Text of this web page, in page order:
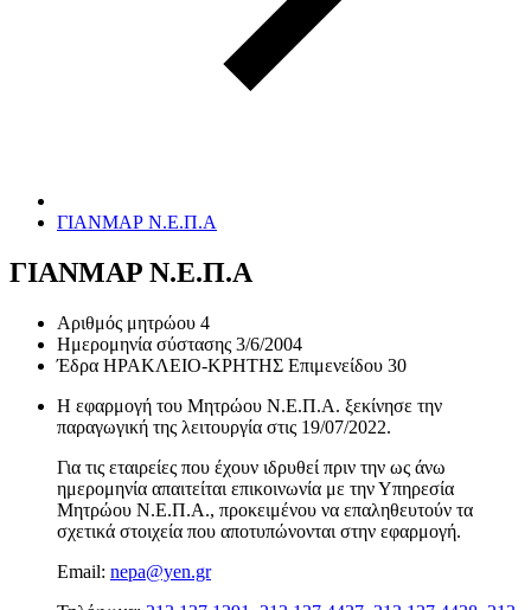
ΓΙΑΝΜΑΡ Ν.Ε.Π.Α
ΓΙΑΝΜΑΡ Ν.Ε.Π.Α
Αριθμός μητρώου 4
Ημερομηνία σύστασης 3/6/2004
Έδρα ΗΡΑΚΛΕΙΟ-ΚΡΗΤΗΣ Επιμενείδου 30
Η εφαρμογή του Μητρώου Ν.Ε.Π.Α. ξεκίνησε την
παραγωγική της λειτουργία στις 19/07/2022.
Για τις εταιρείες που έχουν ιδρυθεί πριν την ως άνω
ημερομηνία απαιτείται επικοινωνία με την Υπηρεσία
Μητρώου Ν.Ε.Π.Α., προκειμένου να επαληθευτούν τα
σχετικά στοιχεία που αποτυπώνονται στην εφαρμογή.
Email: nepa@yen.gr